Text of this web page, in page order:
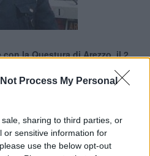
Not Process My Personal
sharing to third parties, or
or sensitive information for
use the below opt-out
la Questura di Arezzo, il 2